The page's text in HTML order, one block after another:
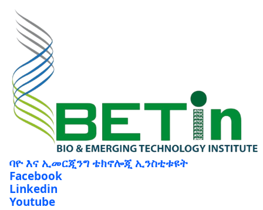
ባዮ እና ኢመርጂንግ ቴክኖሎጂ ኢንስቲቱዩት
Facebook
Linkedin
Youtube